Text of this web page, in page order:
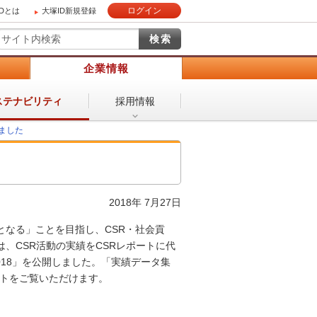
とは 大塚ID新規登録 ログイン
企業情報
テナビリティ 採用情報
した
2018年 7月27日
る」ことを目指し、CSR・社会貢
CSR活動の実績をCSRレポートに代
」を公開しました。「実績データ集
をご覧いただけます。